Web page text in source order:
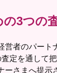
3つの
営者のパー
定を通して
さまへ提示